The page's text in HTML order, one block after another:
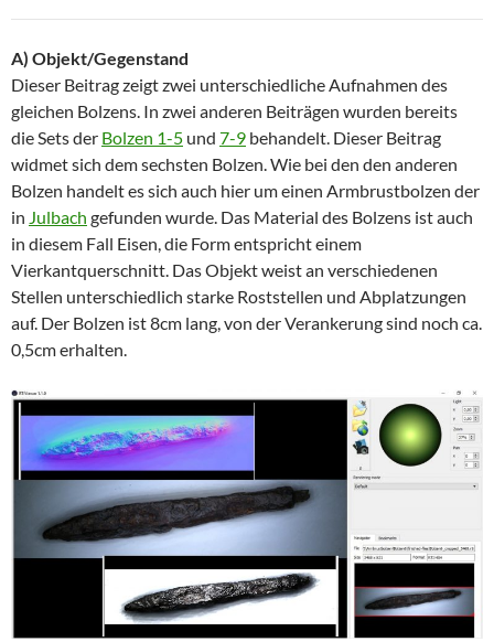
A) Objekt/Gegenstand
Dieser Beitrag zeigt zwei unterschiedliche Aufnahmen des
gleichen Bolzens. In zwei anderen Beiträgen wurden bereits
die Sets der Bolzen 1-5 und 7-9 behandelt. Dieser Beitrag
widmet sich dem sechsten Bolzen. Wie bei den den anderen
Bolzen handelt es sich auch hier um einen Armbrustbolzen der
in Julbach gefunden wurde. Das Material des Bolzens ist auch
in diesem Fall Eisen, die Form entspricht einem
Vierkantquerschnitt. Das Objekt weist an verschiedenen
Stellen unterschiedlich starke Roststellen und Abplatzungen
auf. Der Bolzen ist 8cm lang, von der Verankerung sind noch ca.
0,5cm erhalten.